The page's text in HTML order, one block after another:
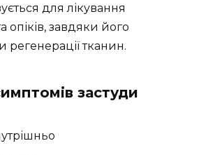
для лікування
опіків, завдяки його
регенерації тканин.
застуди